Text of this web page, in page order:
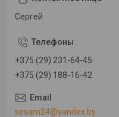
Сергей
+375 (29) 231-64-45
+375 (29) 188-16-42
sesam24@yandex.by